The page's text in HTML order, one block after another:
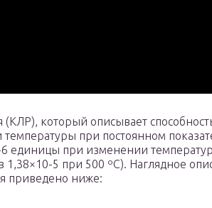
который описывает
при постоянном
6 единицы при изменении
1,38×10-5 при 500 ºС). Наглядное
приведено ниже: